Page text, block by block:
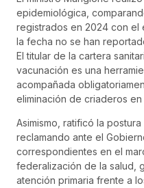
epidemiológica,
registrados en 2024 con el
la fecha no se han
El titular de la cartera
vacunación es una
acompañada
eliminación de criaderos
Asimismo, ratificó la
reclamando ante el
correspondientes en el
federalización de la salud,
atención primaria frente a